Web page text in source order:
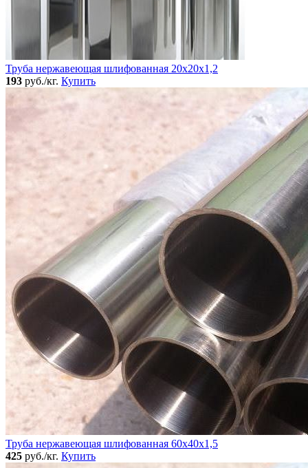
Труба нержавеющая шлифованная 20х20х1,2
193 руб./кг. Купить
Труба нержавеющая шлифованная 60х40х1,5
425 руб./кг. Купить